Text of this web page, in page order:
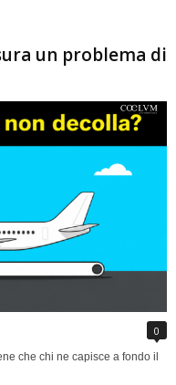
un problema di
0
che chi ne capisce a fondo il